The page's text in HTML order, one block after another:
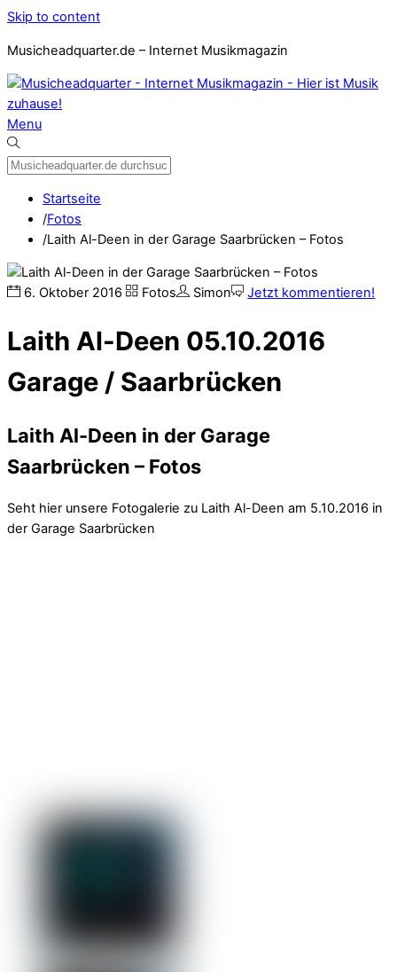
Skip to content
Musicheadquarter.de – Internet Musikmagazin
Menu
Startseite
/Fotos
/Laith Al-Deen in der Garage Saarbrücken – Fotos
6. Oktober 2016 Fotos Simon Jetzt kommentieren!
Laith Al-Deen 05.10.2016
Garage / Saarbrücken
Laith Al-Deen in der Garage
Saarbrücken – Fotos
Seht hier unsere Fotogalerie zu Laith Al-Deen am 5.10.2016 in
der Garage Saarbrücken